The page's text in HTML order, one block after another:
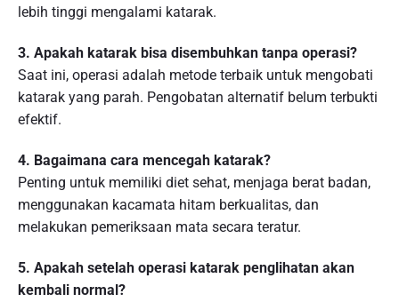
lebih tinggi mengalami katarak.
3. Apakah katarak bisa disembuhkan tanpa operasi?
Saat ini, operasi adalah metode terbaik untuk mengobati
katarak yang parah. Pengobatan alternatif belum terbukti
efektif.
4. Bagaimana cara mencegah katarak?
Penting untuk memiliki diet sehat, menjaga berat badan,
menggunakan kacamata hitam berkualitas, dan
melakukan pemeriksaan mata secara teratur.
5. Apakah setelah operasi katarak penglihatan akan
kembali normal?